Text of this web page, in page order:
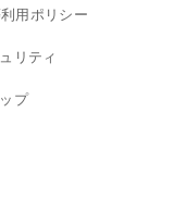
用ポリシー
リティ
プ